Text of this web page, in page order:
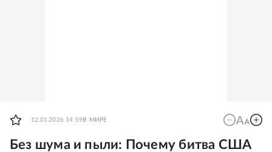
12.01.2026 14:59 В МИРЕ
Без шума и пыли: Почему битва США